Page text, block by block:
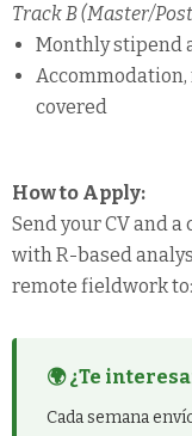
Track B (Master/
Monthly stipend
covered
How to Apply:
Send your CV and
with R-based
remote fieldwork to:
🌍 ¿Te
Cada semana